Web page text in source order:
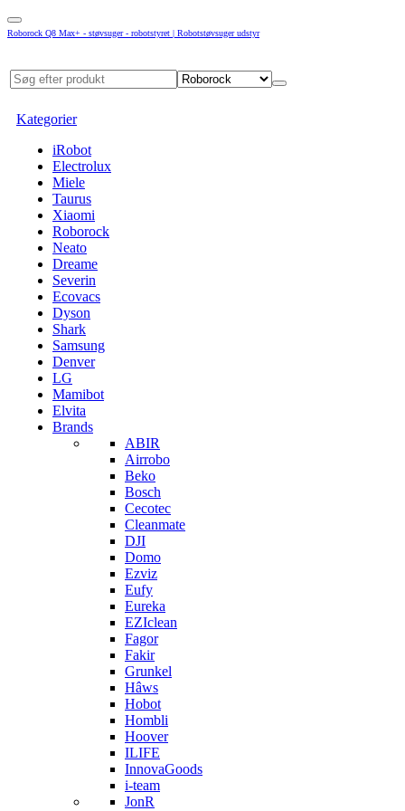
Roborock Q8 Max+ - støvsuger - robotstyret | Robotstøvsuger udstyr
Kategorier
iRobot
Electrolux
Miele
Taurus
Xiaomi
Roborock
Neato
Dreame
Severin
Ecovacs
Dyson
Shark
Samsung
Denver
LG
Mamibot
Elvita
Brands
ABIR
Airrobo
Beko
Bosch
Cecotec
Cleanmate
DJI
Domo
Ezviz
Eufy
Eureka
EZIclean
Fagor
Fakir
Grunkel
Hâws
Hobot
Hombli
Hoover
ILIFE
InnovaGoods
i-team
JonR